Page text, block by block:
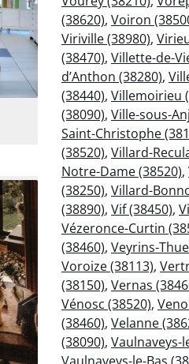
(38620), Voiron
Viriville (38980),
(38470), Villette-de-
d’Anthon (38280),
(38440), Villemoirieu
(38090), Ville-sous-
Saint-Christophe
(38520), Villard-
Notre-Dame (38520),
(38250), Villard-
(38890), Vif (38450),
Vézeronce-Curtin
(38460), Veyrins-
Voroize (38113),
(38150), Vernas
Vénosc (38520),
(38460), Velanne
(38090), Vaulnaveys-